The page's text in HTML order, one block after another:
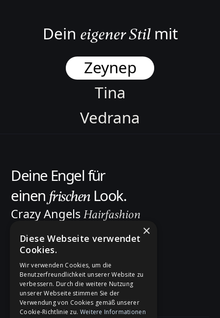
Dein eigener Stilmit
Zeynep
Tina
Vedrana
Qendresa
Kathi
Serra
Tina
Vedrana
Zeynep
Deine Engel für
einen frischenLook.
Crazy AngelsHairfashion
Team
Salon
Crazy Bar
Produkte
FAQ
IG YT
×
Diese Webseite verwendet
Cookies.
Wir verwenden Cookies, um die
Benutzerfreundlichkeit unserer Website zu
verbessern. Durch die weitere Nutzung
unserer Webseite stimmen Sie der
Verwendung von Cookies gemäß unserer
Cookie-Richtlinie zu. Weitere Informationen